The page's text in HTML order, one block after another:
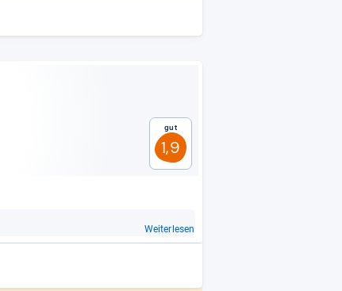
Gut
1,9
Weiterlesen